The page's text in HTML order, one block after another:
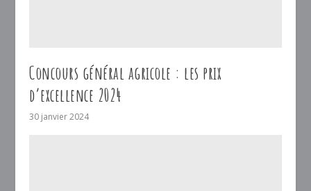
Concours général agricole : les prix
d’excellence 2024
30 janvier 2024